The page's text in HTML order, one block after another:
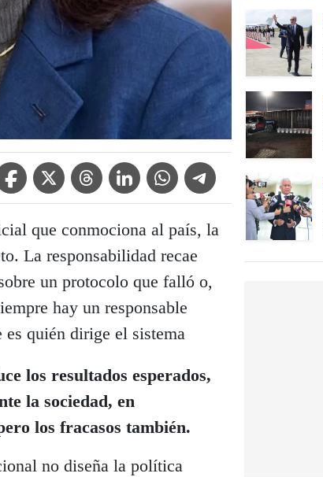
Icon
Twitter IconThreads IconLinkedin IconWhatsApp IconTelegram Icon
que conmociona al país, la
La responsabilidad recae
un protocolo que falló o,
hay un responsable
quién dirige el sistema
los resultados esperados,
la sociedad, en
los fracasos también.
no diseña la política